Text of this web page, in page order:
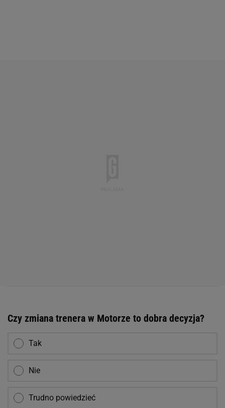
Czy zmiana trenera w Motorze to dobra decyzja?
Tak
Nie
Trudno powiedzieć